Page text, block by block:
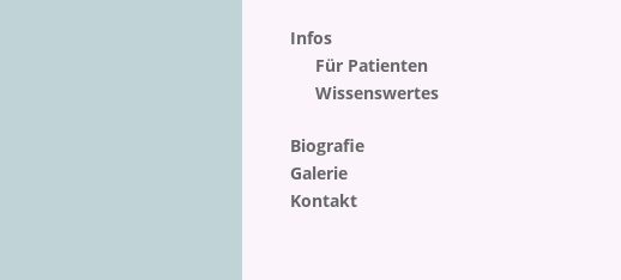
Infos
Für Patienten
Wissenswertes
Biografie
Galerie
Kontakt